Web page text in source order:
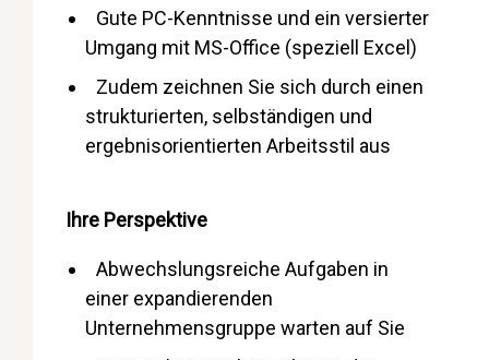
Gute PC-Kenntnisse und ein versierter
Umgang mit MS-Office (speziell Excel)
Zudem zeichnen Sie sich durch einen
strukturierten, selbständigen und
ergebnisorientierten Arbeitsstil aus
Ihre Perspektive
Abwechslungsreiche Aufgaben in
einer expandierenden
Unternehmensgruppe warten auf Sie